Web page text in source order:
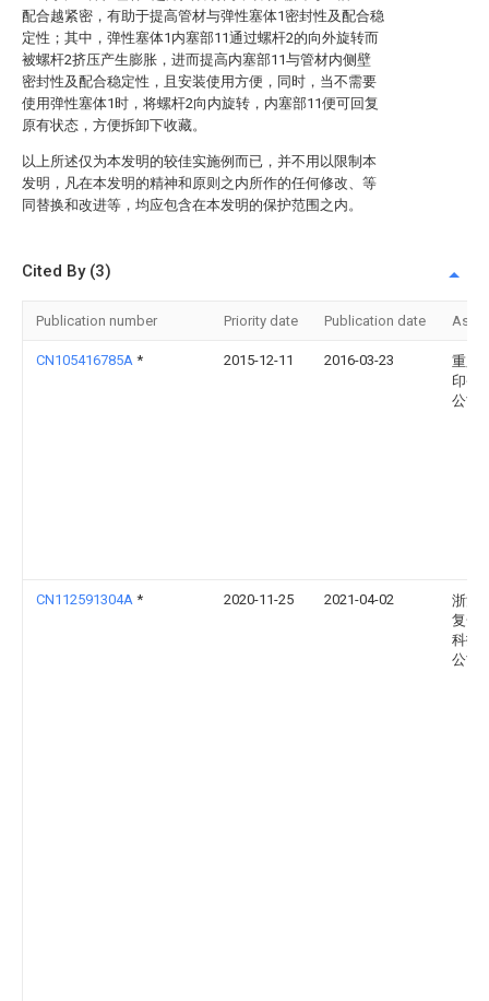
配合越紧密，有助于提高管材与弹性塞体1密封性及配合稳
定性；其中，弹性塞体1内塞部11通过螺杆2的向外旋转而
被螺杆2挤压产生膨胀，进而提高内塞部11与管材内侧壁
密封性及配合稳定性，且安装使用方便，同时，当不需要
使用弹性塞体1时，将螺杆2向内旋转，内塞部11便可回复
原有状态，方便拆卸下收藏。
以上所述仅为本发明的较佳实施例而已，并不用以限制本
发明，凡在本发明的精神和原则之内所作的任何修改、等
同替换和改进等，均应包含在本发明的保护范围之内。
Cited By (3)
Publication number Priority date Publication date
CN105416785A * 2015-12-11 2016-03-23
重庆
印务
公司
CN112591304A * 2020-11-25 2021-04-02
浙江
复合
科技
公司